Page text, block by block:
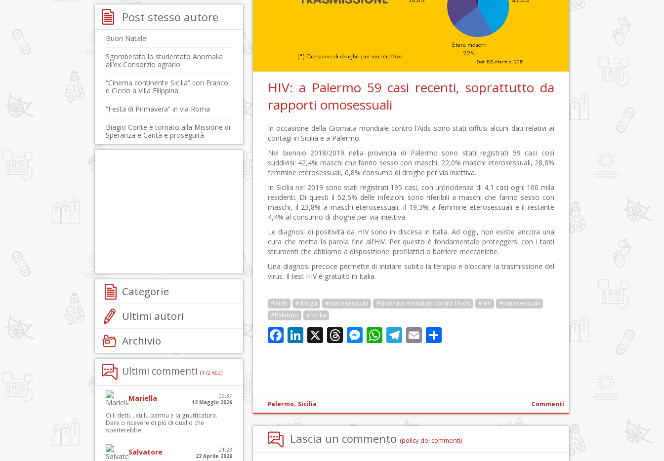
HIV: a Palermo 59 casi recenti, soprattutto da
rapporti omosessuali
In occasione della Giornata mondiale contro l’Aids sono stati diffusi alcuni dati relativi ai
contagi in Sicilia e a Palermo.
Nel biennio 2018/2019 nella provincia di Palermo sono stati registrati 59 casi così
suddivisi: 42,4% maschi che fanno sesso con maschi, 22,0% maschi eterosessuali, 28,8%
femmine eterosessuali, 6,8% consumo di droghe per via iniettiva.
In Sicilia nel 2019 sono stati registrati 195 casi, con un’incidenza di 4,1 casi ogni 100 mila
residenti. Di questi il 52,5% delle infezioni sono riferibili a maschi che fanno sesso con
maschi, il 23,8% a maschi eterosessuali, il 19,3% a femmine eterosessuali e il restante
4,4% al consumo di droghe per via iniettiva.
Le diagnosi di positività da HIV sono in discesa in Italia. Ad oggi, non esiste ancora una
cura che metta la parola fine all’HIV. Per questo è fondamentale proteggersi con i tanti
strumenti che abbiamo a disposizione: profilattici o barriere meccaniche.
Una diagnosi precoce permette di iniziare subito la terapia e bloccare la trasmissione del
virus. Il test HIV è gratuito in Italia.
#Aids #droga #eterosessuali #Giornata mondiale contro l'Aids #HIV
#omosessuali
#Palermo
#Sicilia
Facebook
LinkedIn
X Threads
Messenger
WhatsApp
Telegram
Email
Palermo, Sicilia Commenti
Lascia un commento (policy dei commenti)
Post stesso autore
Buon Natale!
Sgomberato lo studentato Anomalia
all’ex Consorzio agrario
“Cinema continente Sicilia” con Franco
e Ciccio a Villa Filippina
“Festa di Primavera” in via Roma
Biagio Conte è tornato alla Missione di
Speranza e Carità e proseguirà
Categorie
Ultimi autori
Archivio
Ultimi commenti (172.602)
Mariella
09:37
12 Maggio 2026
Ci li detti… cu lu parmu e la gnutticatura.
Dare o ricevere di più di quello che
spetterebbe.
Salvatore
21:23
22 Aprile 2026